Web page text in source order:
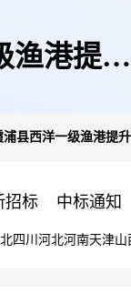
渔港提升
浦县西洋一级渔港提
招标 中标通知
四川 河北河南天津山